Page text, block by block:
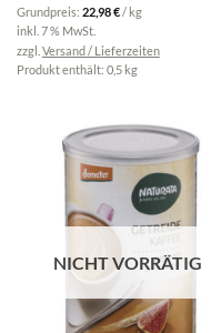
Grundpreis: 22,98€/ kg
inkl. 7 % MwSt.
zzgl. Versand / Lieferzeiten
Produkt enthält: 0,5 kg
NICHT VORRÄTIG